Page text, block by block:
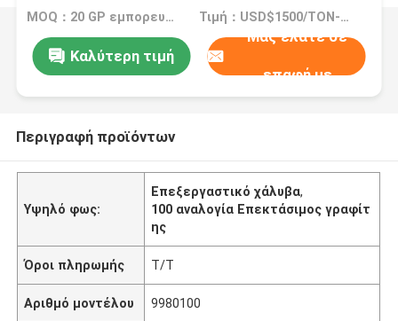
MOQ：20 GP εμπορευματοκιβώτιο Τιμή：USD$1500/TON-USD$3000/TON
Καλύτερη τιμή
Μας ελάτε σε
επαφή με
Περιγραφή προϊόντων
Υψηλό φως:
Επεξεργαστικό χάλυβα,
100 αναλογία Επεκτάσιμος γραφίτ
ης
Όροι πληρωμής T/T
Αριθμό μοντέλου 9980100